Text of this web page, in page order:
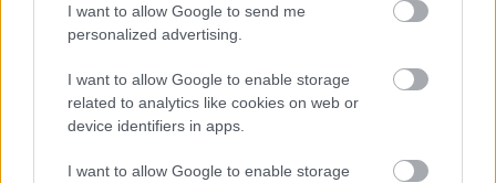
I want to allow Google to send me
personalized advertising.
I want to allow Google to enable storage
related to analytics like cookies on web or
device identifiers in apps.
I want to allow Google to enable storage